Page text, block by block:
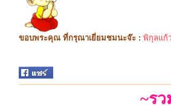
ขอบพระคุณ ที่กรุณาเยี่ยมชมนะจ๊ะ : พิกุลแก้
~ร